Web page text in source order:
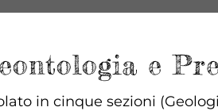
e
in cinque sezioni